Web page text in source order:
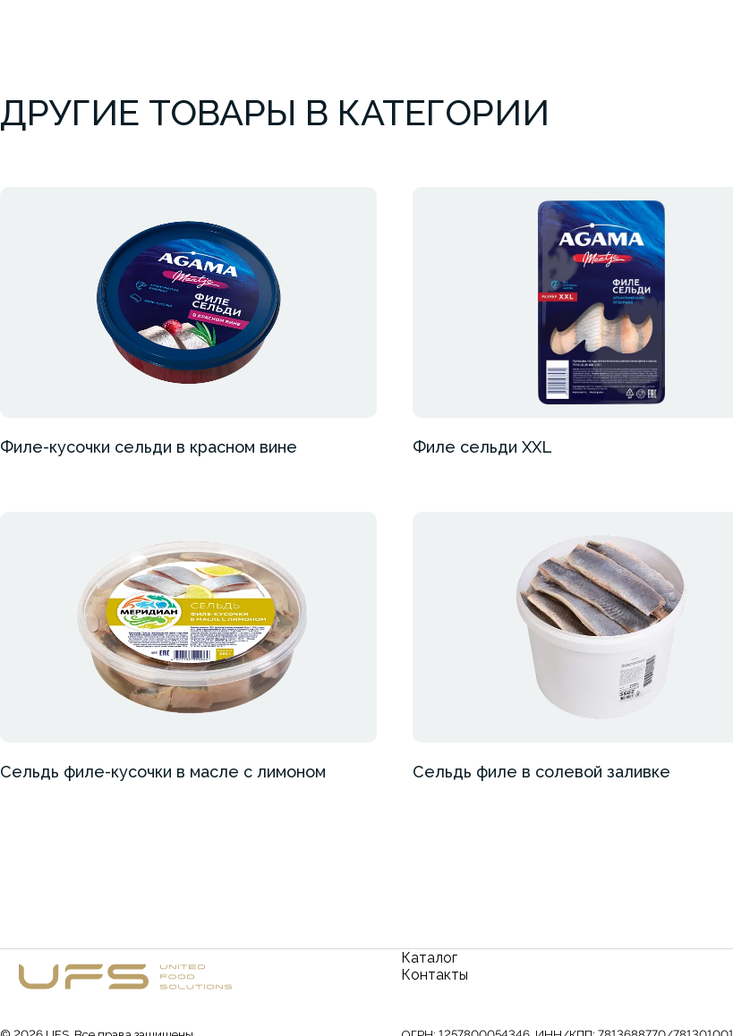
ДРУГИЕ ТОВАРЫ В КАТЕГОРИИ
Филе-кусочки сельди в красном вине Филе сельди XXL
Сельдь филе-кусочки в масле с лимоном Сельдь филе в солевой заливке
Каталог
Контакты